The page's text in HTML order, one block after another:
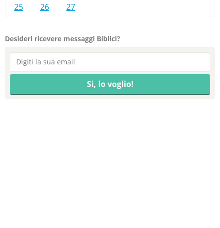
25
26 27
Desideri ricevere messaggi Biblici?